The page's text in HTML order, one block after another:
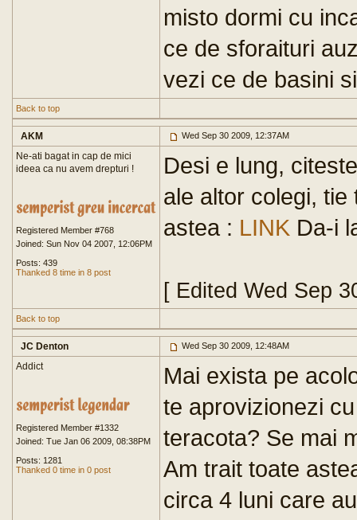
misto dormi cu
ce de sforaituri
vezi ce de basini
Back to top
AKM Wed Sep 30 2009, 12:37AM
Ne-ati bagat in cap de mici
ideea ca nu avem drepturi !
Registered Member #768
Joined: Sun Nov 04 2007, 12:06PM
Posts: 439
Thanked 8 time in 8 post
Desi e lung,
ale altor colegi,
astea : LINK Da-i
[ Edited Wed Sep
Back to top
JC Denton Wed Sep 30 2009, 12:48AM
Addict
Registered Member #1332
Joined: Tue Jan 06 2009, 08:38PM
Posts: 1281
Thanked 0 time in 0 post
Mai exista pe
te aprovizionezi
teracota? Se mai
Am trait toate
circa 4 luni care